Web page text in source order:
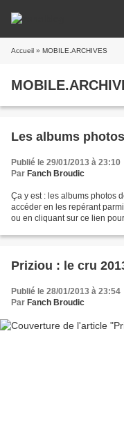
Accueil » MOBILE.ARCHIVES
Les albums
Publié le 29/01/2013 à 23:10
Par Fanch Broudic
Ça y est : les albums photos
accéder en les repérant
ou en cliquant sur ce lien
Priziou : le cru
Publié le 28/01/2013 à 23:54
Par Fanch Broudic